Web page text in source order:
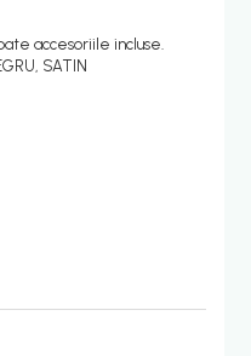
accesoriile incluse.
SATIN